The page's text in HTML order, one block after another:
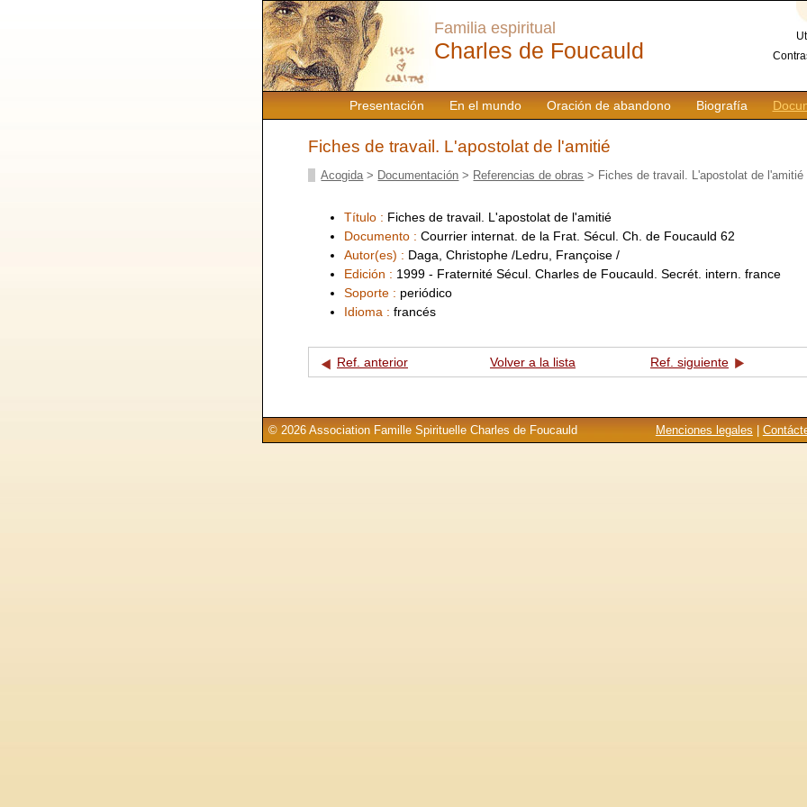
Presentación En el mundo Oración de abandono Biografía
Familia espiritual
Charles de Foucauld
Fiches de travail. L'apostolat de l'amitié
Acogida > Documentación > Referencias de obras > Fiches de travail. L'apostolat de l'amitié
Título : Fiches de travail. L'apostolat de l'amitié
Documento : Courrier internat. de la Frat. Sécul. Ch. de Foucauld 62
Autor(es) : Daga, Christophe /Ledru, Françoise /
Edición : 1999 - Fraternité Sécul. Charles de Foucauld. Secrét. intern. france
Soporte : periódico
Idioma : francés
Ref. anterior Volver a la lista Ref. siguiente
Menciones legales
© 2026 Association Famille Spirituelle Charles de Foucauld